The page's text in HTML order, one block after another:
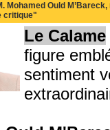
Mohamed Ould
critique"
Le Calame
figure
sentiment